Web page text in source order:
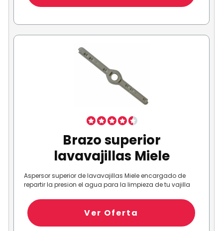
Brazo superior
lavavajillas Miele
Aspersor superior de lavavajillas Miele encargado de
repartir la presion el agua para la limpieza de tu vajilla
Ver Oferta